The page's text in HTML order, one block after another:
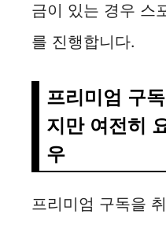
금이 있는 경우 스
를 진행합니다.
프리미엄 구
지만 여전히
우
프리미엄 구독을